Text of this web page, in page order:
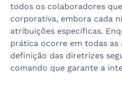
todos os colaboradores
corporativa, embora cada
atribuições específicas.
prática ocorre em todas as
definição das diretrizes
comando que garante a